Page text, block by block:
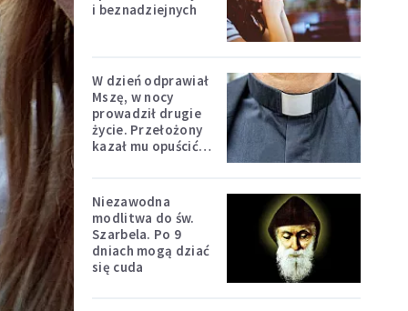
i beznadziejnych
W dzień odprawiał
Mszę, w nocy
prowadził drugie
życie. Przełożony
kazał mu opuścić
Niezawodna
modlitwa do św.
Szarbela. Po 9
dniach mogą dziać
się cuda